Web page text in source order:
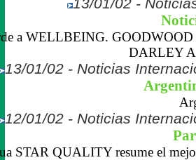
a WELLBEING. GOODWOOD
DARLEY
13/01/02 - Noticias
12/01/02 - Noticias
STAR QUALITY resume el